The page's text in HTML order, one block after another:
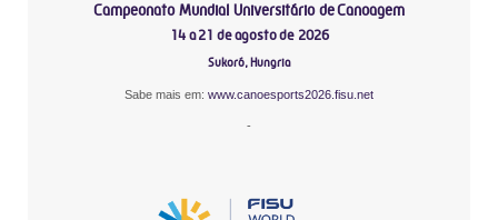
Campeonato Mundial Universitário de Canoagem
14 a 21 de agosto de 2026
Sukoró, Hungria
Sabe mais em: www.canoesports2026.fisu.net
-